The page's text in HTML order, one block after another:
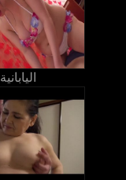
اليابانية